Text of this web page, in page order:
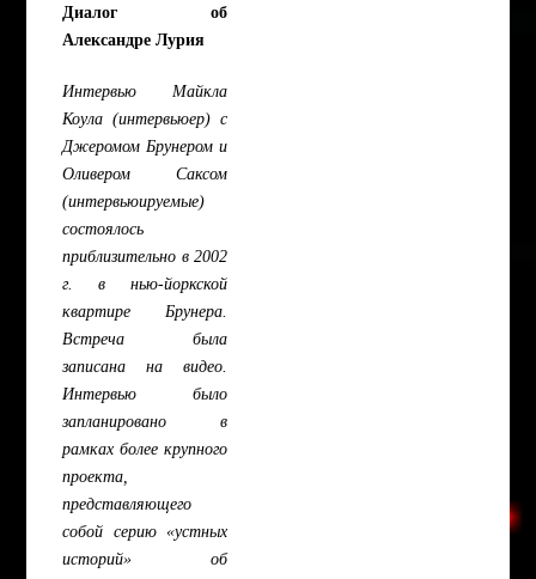
Диалог об
Александре Лурия
Интервью Майкла
Коула (интервьюер) с
Джеромом Брунером и
Оливером Саксом
(интервьюируемые)
состоялось
приблизительно в 2002
г. в нью-йоркской
квартире Брунера.
Встреча была
записана на видео.
Интервью было
запланировано в
рамках более крупного
проекта,
представляющего
собой серию «устных
историй» об